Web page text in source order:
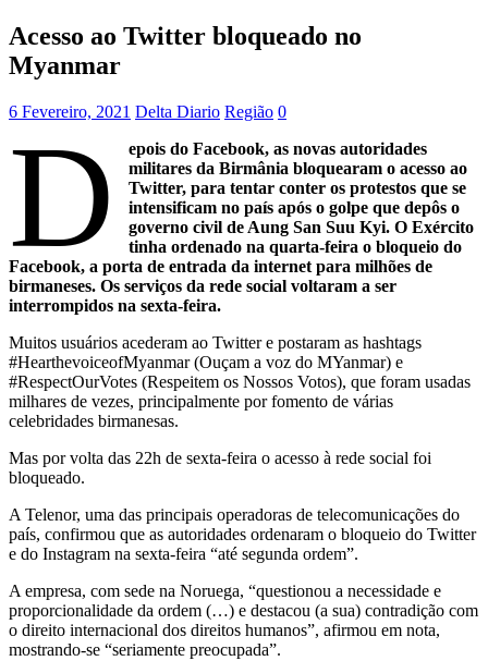
Acesso ao Twitter bloqueado no
Myanmar
6 Fevereiro, 2021 Delta Diario Região 0
D
epois do Facebook, as novas autoridades
militares da Birmânia bloquearam o acesso ao
Twitter, para tentar conter os protestos que se
intensificam no país após o golpe que depôs o
governo civil de Aung San Suu Kyi. O Exército
tinha ordenado na quarta-feira o bloqueio do
Facebook, a porta de entrada da internet para milhões de
birmaneses. Os serviços da rede social voltaram a ser
interrompidos na sexta-feira.
Muitos usuários acederam ao Twitter e postaram as hashtags
#HearthevoiceofMyanmar (Ouçam a voz do MYanmar) e
#RespectOurVotes (Respeitem os Nossos Votos), que foram usadas
milhares de vezes, principalmente por fomento de várias
celebridades birmanesas.
Mas por volta das 22h de sexta-feira o acesso à rede social foi
bloqueado.
A Telenor, uma das principais operadoras de telecomunicações do
país, confirmou que as autoridades ordenaram o bloqueio do Twitter
e do Instagram na sexta-feira “até segunda ordem”.
A empresa, com sede na Noruega, “questionou a necessidade e
proporcionalidade da ordem (…) e destacou (a sua) contradição com
o direito internacional dos direitos humanos”, afirmou em nota,
mostrando-se “seriamente preocupada”.